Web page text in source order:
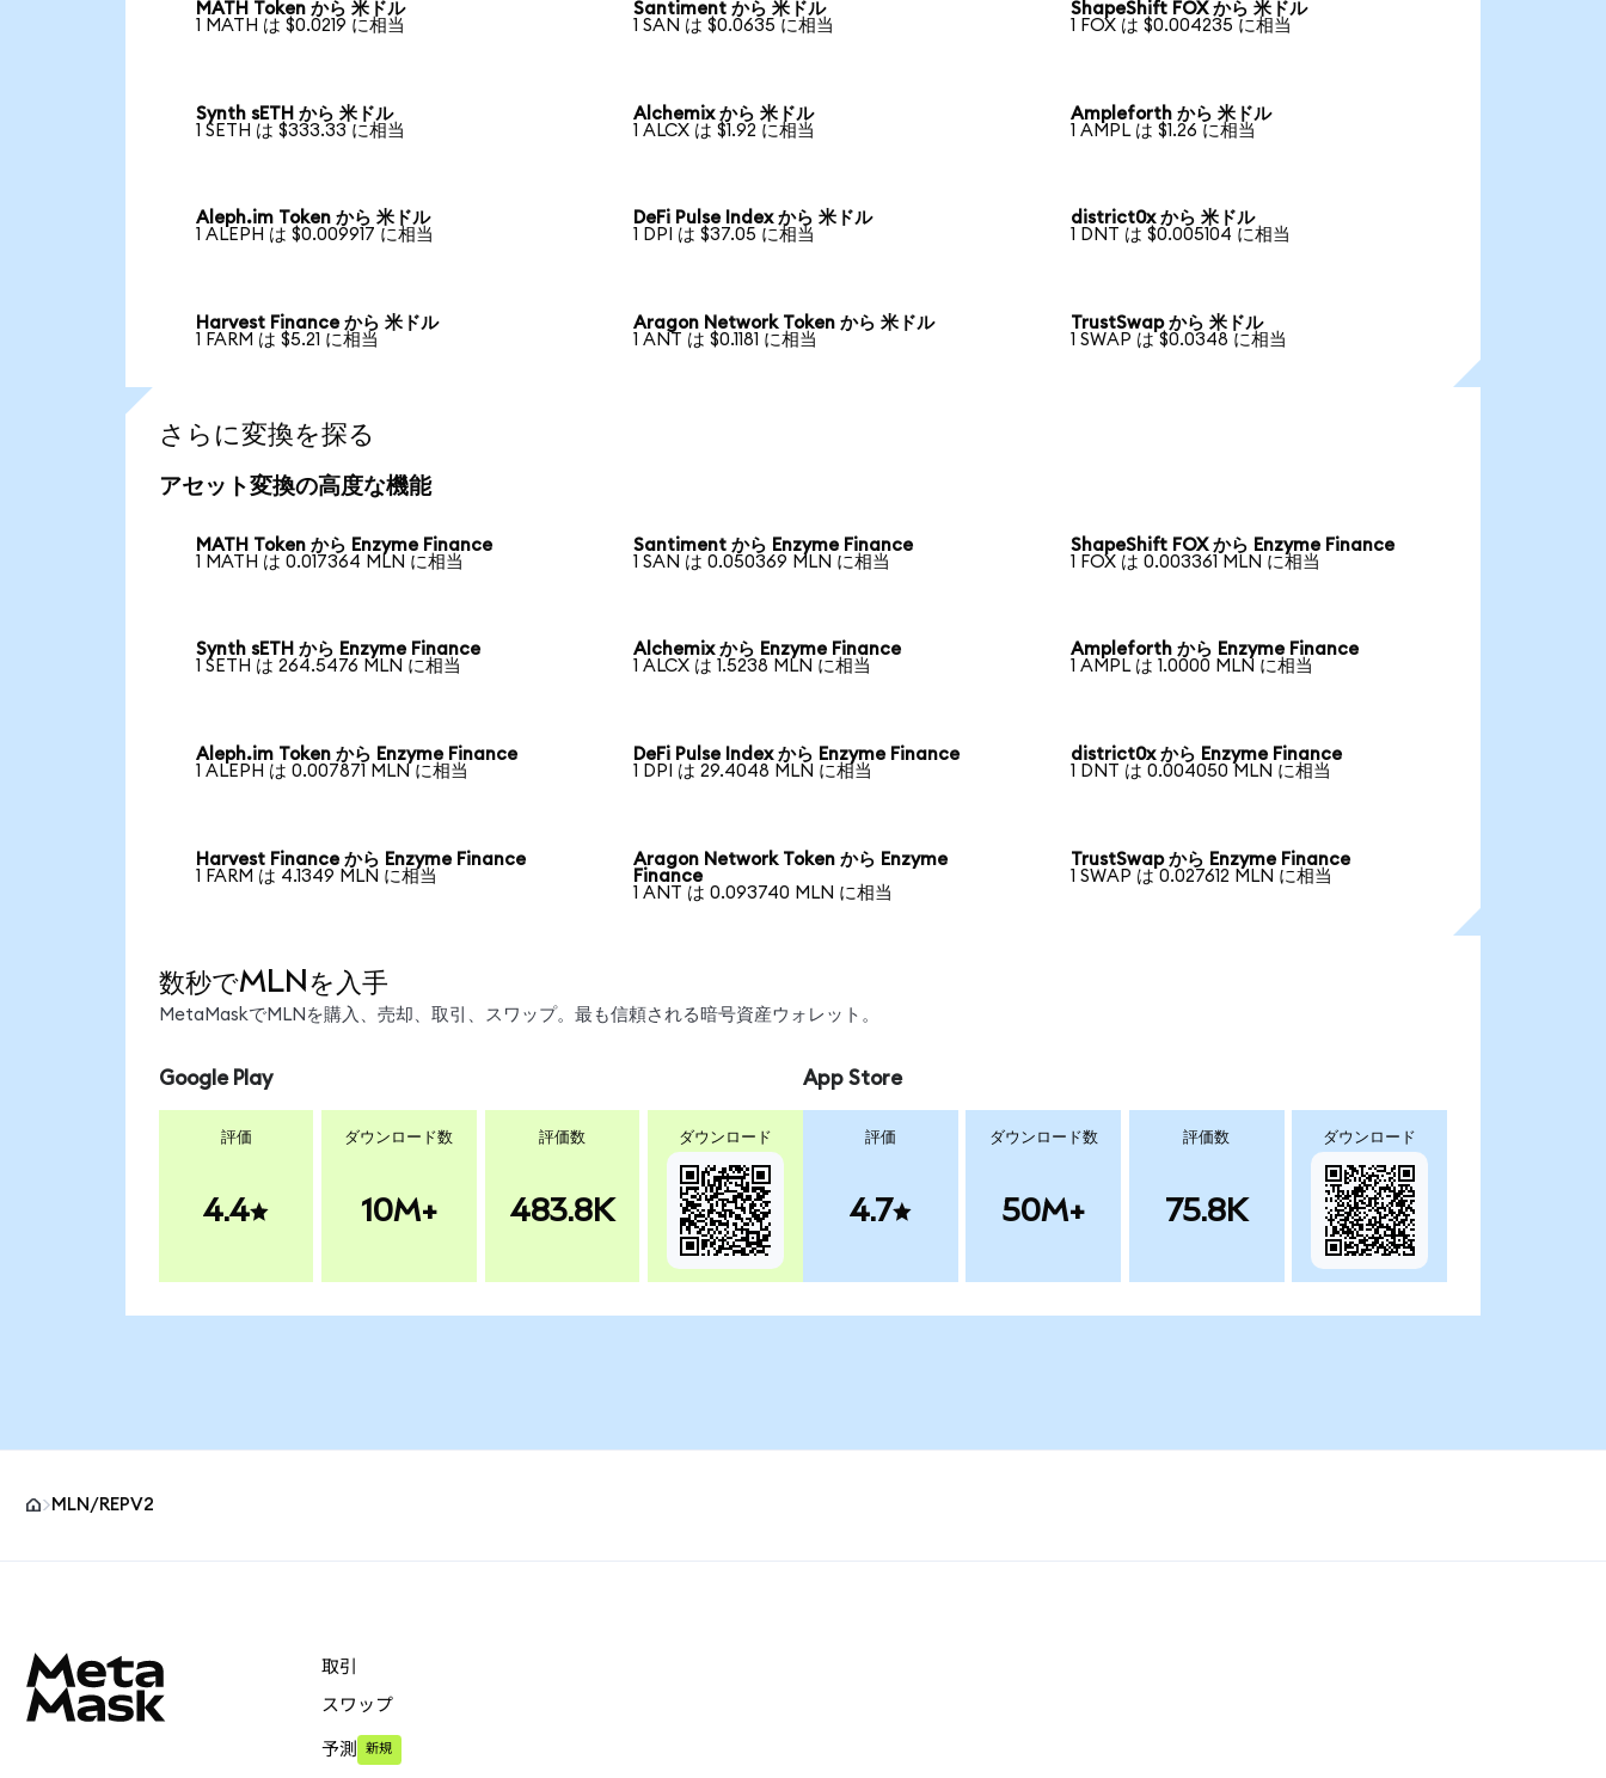
MATH Token から 米ドル
1 MATH は $0.0219 に相当
Santiment から 米ドル
1 SAN は $0.0635 に相当
ShapeShift FOX から 米ドル
1 FOX は $0.004235 に相当
Synth sETH から 米ドル
1 SETH は $333.33 に相当
Alchemix から 米ドル
1 ALCX は $1.92 に相当
Ampleforth から 米ドル
1 AMPL は $1.26 に相当
Aleph.im Token から 米ドル
1 ALEPH は $0.009917 に相当
DeFi Pulse Index から 米ドル
1 DPI は $37.05 に相当
district0x から 米ドル
1 DNT は $0.005104 に相当
Harvest Finance から 米ドル
1 FARM は $5.21 に相当
Aragon Network Token から 米ドル
1 ANT は $0.1181 に相当
TrustSwap から 米ドル
1 SWAP は $0.0348 に相当
さらに変換を探る
アセット変換の高度な機能
MATH Token から Enzyme Finance
1 MATH は 0.017364 MLN に相当
Santiment から Enzyme Finance
1 SAN は 0.050369 MLN に相当
ShapeShift FOX から Enzyme Finance
1 FOX は 0.003361 MLN に相当
Synth sETH から Enzyme Finance
1 SETH は 264.5476 MLN に相当
Alchemix から Enzyme Finance
1 ALCX は 1.5238 MLN に相当
Ampleforth から Enzyme Finance
1 AMPL は 1.0000 MLN に相当
Aleph.im Token から Enzyme Finance
1 ALEPH は 0.007871 MLN に相当
DeFi Pulse Index から Enzyme Finance
1 DPI は 29.4048 MLN に相当
district0x から Enzyme Finance
1 DNT は 0.004050 MLN に相当
Harvest Finance から Enzyme Finance
1 FARM は 4.1349 MLN に相当
Aragon Network Token から Enzyme
Finance
1 ANT は 0.093740 MLN に相当
TrustSwap から Enzyme Finance
1 SWAP は 0.027612 MLN に相当
数秒でMLNを入手
MetaMaskでMLNを購入、売却、取引、スワップ。最も信頼される暗号資産ウォレット。
Google Play
評価
4.4
ダウンロード数
10M+
評価数
483.8K
ダウンロード
App Store
評価
4.7
ダウンロード数
50M+
評価数
75.8K
ダウンロード
MLN/REPV2
取引
スワップ
予測 新規